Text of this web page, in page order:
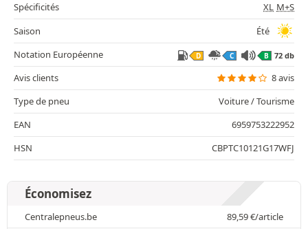
Spécificités XL M+S
Saison
Été
Notation Européenne
D C B 72 db
Avis clients
8 avis
Type de pneu
Voiture / Tourisme
EAN
6959753222952
HSN
CBPTC10121G17WFJ
Économisez
Centralepneus.be 89,59€/article